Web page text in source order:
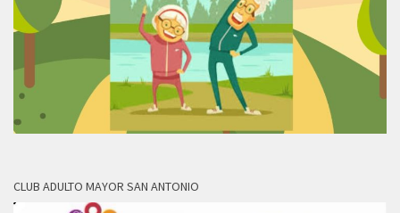
CLUB ADULTO MAYOR SAN ANTONIO